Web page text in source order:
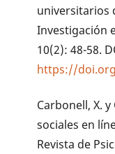
universitarios
Investigación
10(2): 48-58.
https://
Carbonell, X.
sociales en
Revista de